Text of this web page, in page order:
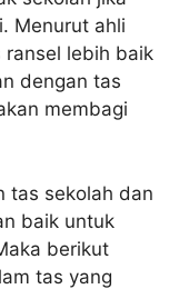
Menurut ahli
ransel lebih baik
dengan tas
membagi
tas sekolah dan
baik untuk
berikut
tas yang